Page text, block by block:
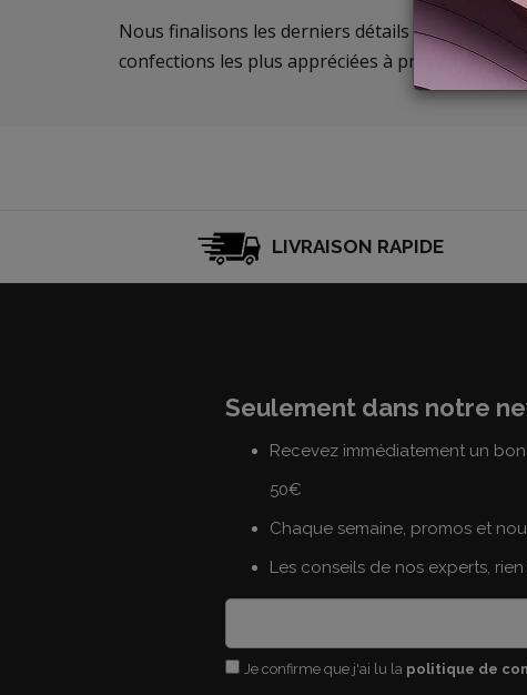
Nous finalisons les derniers détails de la
confections les plus appréciées à prix réduits!
LIVRAISON RAPIDE
Seulement dans notre
Recevez immédiatement un
50€
Chaque semaine, promos et
Les conseils de nos experts,
Je confirme que j'ai lu la politique de